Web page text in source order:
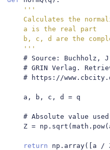
'''
Calculates the
    a is the real part
b, c, d are the
    '''
# Source: Buchholz,
# GRIN Verlag.
# https://
    a
, b , c , d = q
# Absolute value
    Z
= np . sqrt ( math . pow(
return np . array([ a /